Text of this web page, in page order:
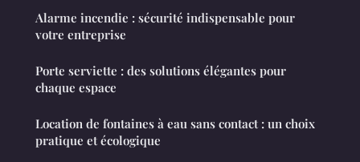
Alarme incendie : sécurité indispensable pour
votre entreprise
Porte serviette : des solutions élégantes pour
chaque espace
Location de fontaines à eau sans contact : un choix
pratique et écologique